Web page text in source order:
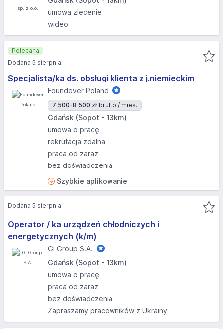
umowa zlecenie
wideo
Specjalista/ka ds. obsługi klienta z j.niemieckim
Foundever Poland
7 500-8 500 zł brutto / mies.
Gdańsk (Sopot - 13km)
umowa o pracę
rekrutacja zdalna
praca od zaraz
bez doświadczenia
Szybkie aplikowanie
Polecana
Dodana 5 sierpnia
Operator / ka urządzeń chłodniczych i
energetycznych (k/m)
Gi Group S.A.
Gdańsk (Sopot - 13km)
umowa o pracę
praca od zaraz
bez doświadczenia
Zapraszamy pracowników z Ukrainy
Dodana 5 sierpnia